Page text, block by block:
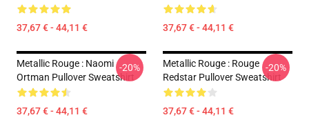
37,67 € - 44,11 € 37,67 € - 44,11 €
Metallic Rouge : Naomi
Ortman Pullover Sweatshirt
37,67 € - 44,11 €
-20%
Metallic Rouge : Rouge
Redstar Pullover Sweatshirt
37,67 € - 44,11 €
-20%